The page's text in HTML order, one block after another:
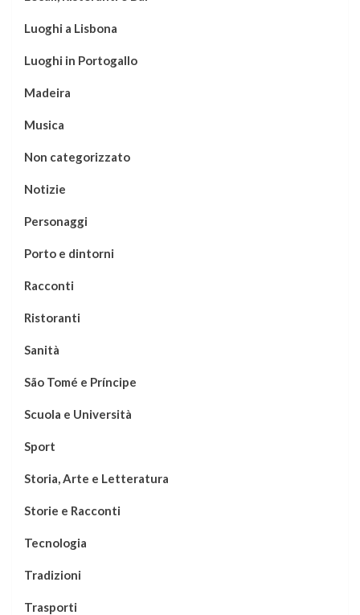
Luoghi a Lisbona
Luoghi in Portogallo
Madeira
Musica
Non categorizzato
Notizie
Personaggi
Porto e dintorni
Racconti
Ristoranti
Sanità
São Tomé e Príncipe
Scuola e Università
Sport
Storia, Arte e Letteratura
Storie e Racconti
Tecnologia
Tradizioni
Trasporti